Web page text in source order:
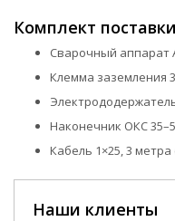
Комплект поставки
Сварочный аппарат
Клемма заземления
Наконечник ОКС
Кабель 1×25, 3 метра
Наши клиенты